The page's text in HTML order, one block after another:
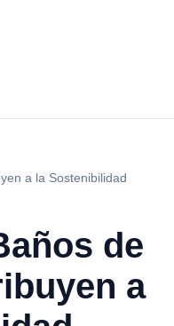
a la Sostenibilidad
de
a